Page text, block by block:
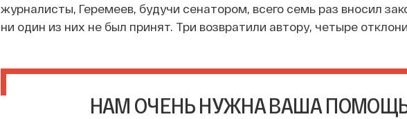
журналисты, Геремеев, будучи сенатором, всего семь раз вносил
ни один из них не был принят. Три возвратили автору, четыре
НАМ ОЧЕНЬ НУЖНА ВАША